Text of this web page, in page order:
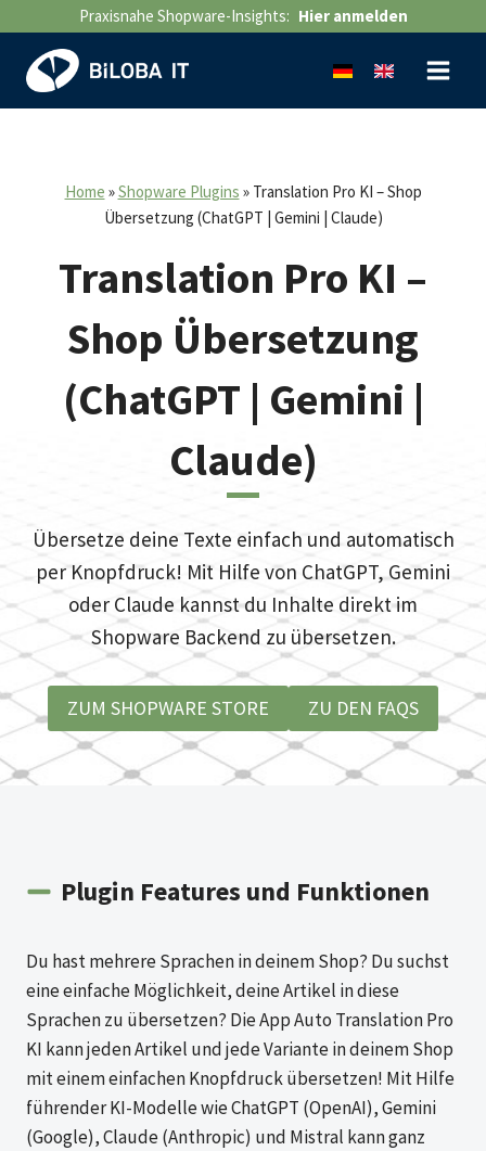
springen
Praxisnahe Shopware-Insights: Hier anmelden
Home »Shopware Plugins » Translation Pro KI – Shop
Übersetzung (ChatGPT | Gemini | Claude)
Translation Pro KI –
Shop Übersetzung
(ChatGPT | Gemini |
Claude)
Übersetze deine Texte einfach und automatisch
per Knopfdruck! Mit Hilfe von ChatGPT, Gemini
oder Claude kannst du Inhalte direkt im
Shopware Backend zu übersetzen.
ZUM SHOPWARE STORE ZU DEN FAQS
Plugin Features und Funktionen
Du hast mehrere Sprachen in deinem Shop? Du suchst
eine einfache Möglichkeit, deine Artikel in diese
Sprachen zu übersetzen? Die App Auto Translation Pro
KI kann jeden Artikel und jede Variante in deinem Shop
mit einem einfachen Knopfdruck übersetzen! Mit Hilfe
führender KI-Modelle wie ChatGPT (OpenAI), Gemini
(Google), Claude (Anthropic) und Mistral kann ganz